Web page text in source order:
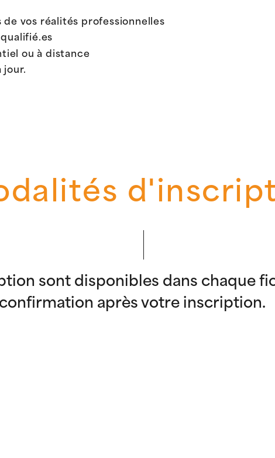
de vos réalités professionnelles
ou à distance
jour.
sont disponibles dans chaque
après votre inscription.